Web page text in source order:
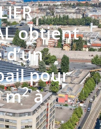
obtient
pour
m2à